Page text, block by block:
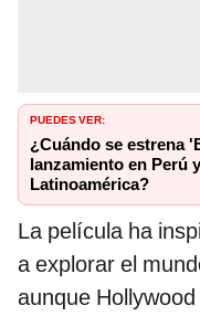
PUEDES VER:
¿Cuándo se estrena
lanzamiento en Perú
Latinoamérica?
La película ha
a explorar el
aunque